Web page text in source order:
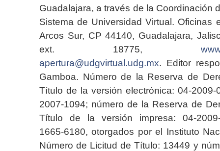
Guadalajara, a través de la Coordinación
Sistema de Universidad Virtual. Oficinas
Arcos Sur, CP 44140, Guadalajara,
ext. 18775,
apertura@udgvirtual.udg.mx. Editor
Gamboa. Número de la Reserva de
Título de la versión electrónica: 04-2009-
2007-1094; número de la Reserva de
Título de la versión impresa: 04-2009-
1665-6180, otorgados por el Instituto
Número de Licitud de Título: 13449 y